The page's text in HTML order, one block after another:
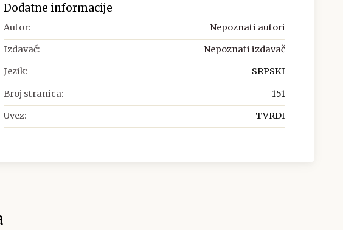
Dodatne informacije
Autor: Nepoznati autori
Izdavač: Nepoznati izdavač
Jezik: SRPSKI
Broj stranica: 151
Uvez: TVRDI